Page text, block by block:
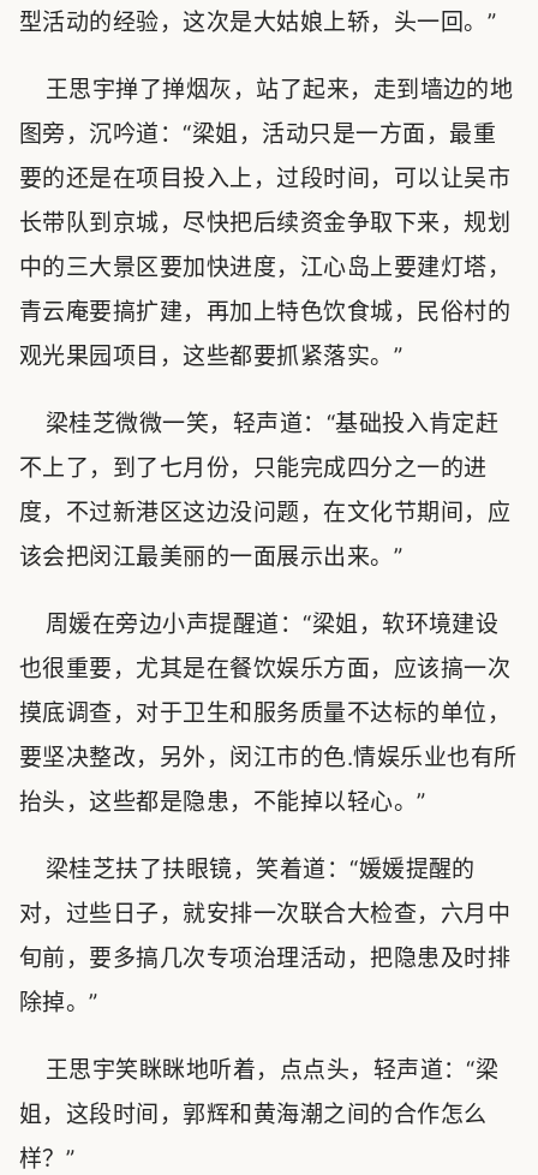
型活动的经验，这次是大姑娘上轿，头一回。”
王思宇掸了掸烟灰，站了起来，走到墙边的地
图旁，沉吟道：“梁姐，活动只是一方面，最重
要的还是在项目投入上，过段时间，可以让吴市
长带队到京城，尽快把后续资金争取下来，规划
中的三大景区要加快进度，江心岛上要建灯塔，
青云庵要搞扩建，再加上特色饮食城，民俗村的
观光果园项目，这些都要抓紧落实。”
梁桂芝微微一笑，轻声道：“基础投入肯定赶
不上了，到了七月份，只能完成四分之一的进
度，不过新港区这边没问题，在文化节期间，应
该会把闵江最美丽的一面展示出来。”
周媛在旁边小声提醒道：“梁姐，软环境建设
也很重要，尤其是在餐饮娱乐方面，应该搞一次
摸底调查，对于卫生和服务质量不达标的单位，
要坚决整改，另外，闵江市的色.情娱乐业也有所
抬头，这些都是隐患，不能掉以轻心。”
梁桂芝扶了扶眼镜，笑着道：“媛媛提醒的
对，过些日子，就安排一次联合大检查，六月中
旬前，要多搞几次专项治理活动，把隐患及时排
除掉。”
王思宇笑眯眯地听着，点点头，轻声道：“梁
姐，这段时间，郭辉和黄海潮之间的合作怎么
样？”